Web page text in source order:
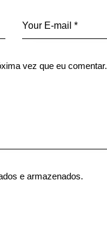
vez que eu comentar.
e armazenados.